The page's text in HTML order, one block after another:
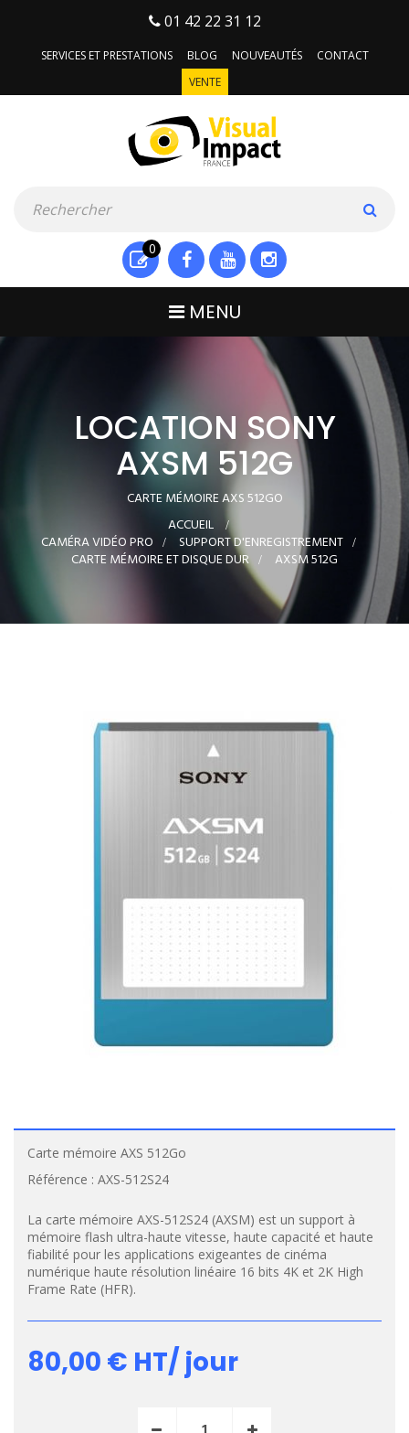
01 42 22 31 12
SERVICES ET PRESTATIONS BLOG NOUVEAUTÉS
CONTACT
VENTE
0
MENU
LOCATION SONY
AXSM 512G
CARTE MÉMOIRE AXS 512GO
ACCUEIL >
CAMÉRA VIDÉO PRO > SUPPORT D'ENREGISTREMENT >
CARTE MÉMOIRE ET DISQUE DUR > AXSM 512G
Carte mémoire AXS 512Go
Référence : AXS-512S24
La carte mémoire AXS-512S24 (AXSM) est un support à
mémoire flash ultra-haute vitesse, haute capacité et haute
fiabilité pour les applications exigeantes de cinéma
numérique haute résolution linéaire 16 bits 4K et 2K High
Frame Rate (HFR).
80,00 € HT/ jour